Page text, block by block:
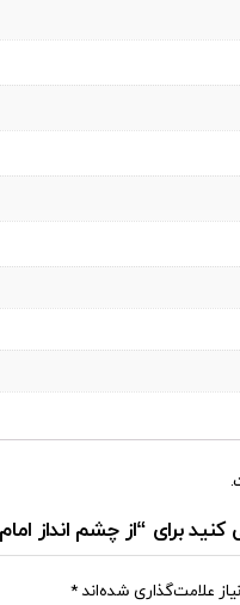
چشم انداز امام علی (ع)/
علامت‌گذاری شده‌اند*